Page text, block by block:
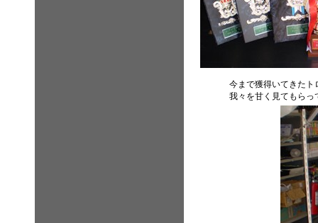
今まで獲得いてきたト
我々を甘く見てもらっ